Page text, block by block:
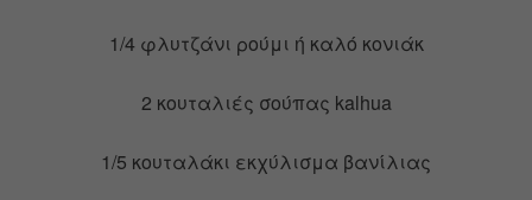
1/4 φλυτζάνι ρούμι ή καλό κονιάκ
2 κουταλιές σούπας kalhua
1/5 κουταλάκι εκχύλισμα βανίλιας